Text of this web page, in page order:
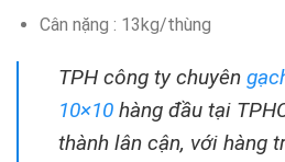
Cân nặng : 13kg/thùng
TPH công ty chuyên
10×10 hàng đầu tại
thành lân cận, với hàng